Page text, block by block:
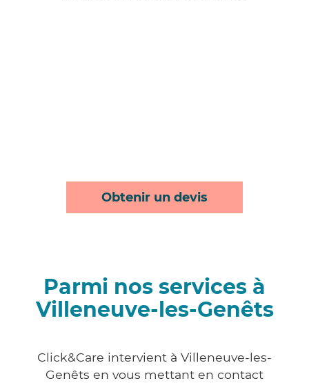
Obtenir un devis
Parmi nos services à
Villeneuve-les-Genêts
Click&Care intervient à Villeneuve-les-
Genêts en vous mettant en contact